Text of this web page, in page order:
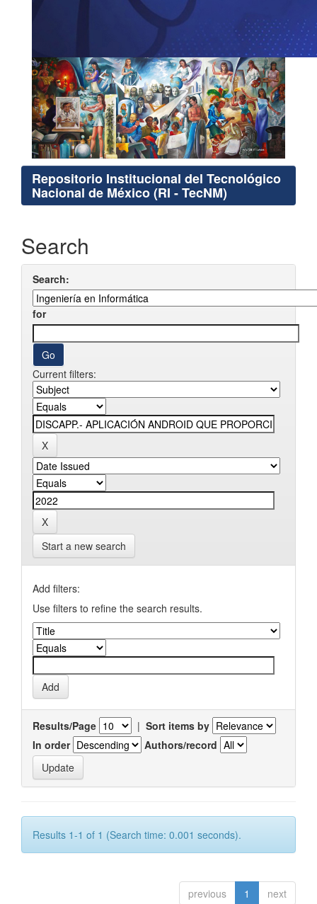
Repositorio Institucional del Tecnológico
Nacional de México (RI - TecNM)
Search
Search:
for
Current filters:
Start a new search
Add filters:
Use filters to refine the search results.
Results/Page | Sort items by
In order
Authors/record
Results 1-1 of 1 (Search time: 0.001 seconds).
previous 1 next